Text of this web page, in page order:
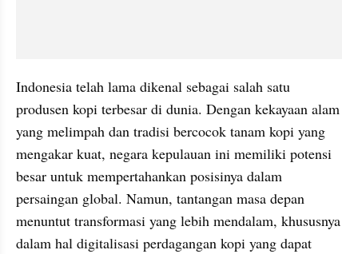
Indonesia telah lama dikenal sebagai salah satu
produsen kopi terbesar di dunia. Dengan kekayaan alam
yang melimpah dan tradisi bercocok tanam kopi yang
mengakar kuat, negara kepulauan ini memiliki potensi
besar untuk mempertahankan posisinya dalam
persaingan global. Namun, tantangan masa depan
menuntut transformasi yang lebih mendalam, khususnya
dalam hal digitalisasi perdagangan kopi yang dapat